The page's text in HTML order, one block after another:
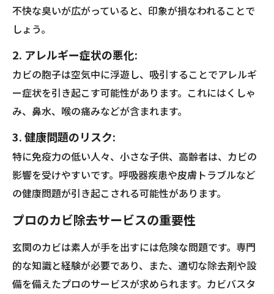
不快な臭いが広がっていると、印象が損なわれることで
しょう。
2. アレルギー症状の悪化:
カビの胞子は空気中に浮遊し、吸引することでアレルギ
ー症状を引き起こす可能性があります。これにはくしゃ
み、鼻水、喉の痛みなどが含まれます。
3. 健康問題のリスク:
特に免疫力の低い人々、小さな子供、高齢者は、カビの
影響を受けやすいです。呼吸器疾患や皮膚トラブルなど
の健康問題が引き起こされる可能性があります。
プロのカビ除去サービスの重要性
玄関のカビは素人が手を出すには危険な問題です。専門
的な知識と経験が必要であり、また、適切な除去剤や設
備を備えたプロのサービスが求められます。カビバスタ